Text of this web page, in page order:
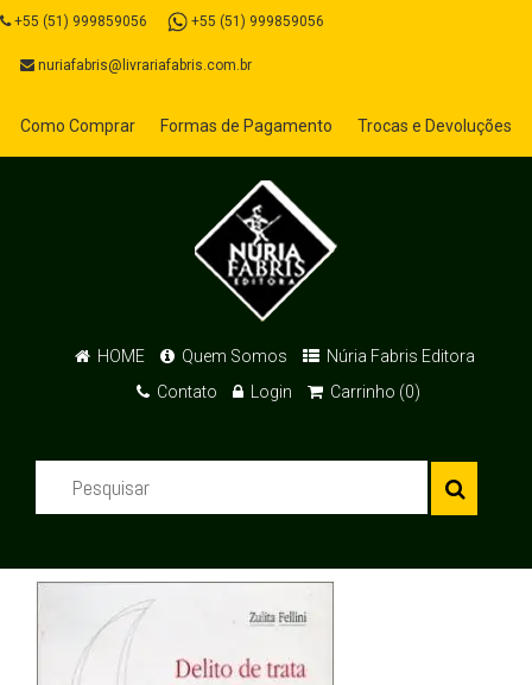
+55 (51) 999859056 +55 (51) 999859056
nuriafabris@livrariafabris.com.br
Como Comprar Formas de Pagamento Trocas e Devoluções
HOME Quem Somos
Núria Fabris Editora
Contato
Login Carrinho (0)